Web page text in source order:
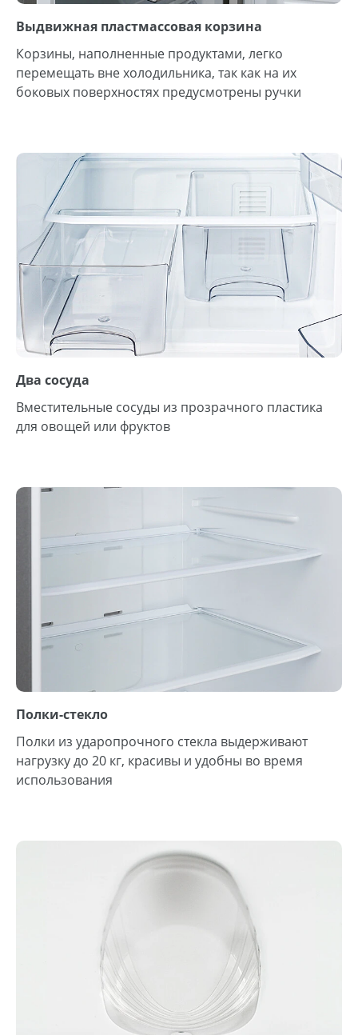
Выдвижная пластмассовая корзина
Корзины, наполненные продуктами, легко
перемещать вне холодильника, так как на их
боковых поверхностях предусмотрены ручки
Два сосуда
Вместительные сосуды из прозрачного пластика
для овощей или фруктов
Полки-стекло
Полки из ударопрочного стекла выдерживают
нагрузку до 20 кг, красивы и удобны во время
использования